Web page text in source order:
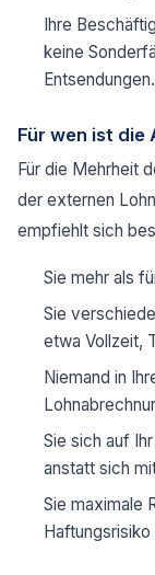
Ihre
keine
Entsendungen.
Für wen ist die
Für die Mehrheit
der externen
empfiehlt sich
Sie mehr als
Sie
etwa Vollzeit,
Niemand in
Sie sich auf
anstatt sich
Sie maximale